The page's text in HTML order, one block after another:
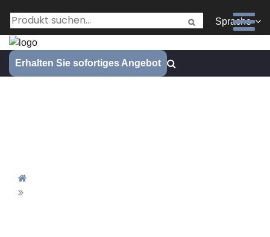
Sprache
Erhalten Sie sofortiges Angebot